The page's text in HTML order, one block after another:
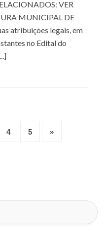
VER
MUNICIPAL DE
atribuições legais, em
no Edital do
4 5 »